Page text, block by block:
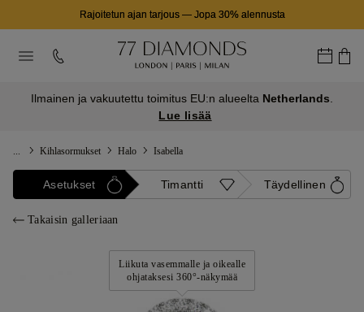
Rajoitetun ajan tarjous— Jopa 30% alennusta
Ilmainen ja vakuutettu toimitus EU:n alueelta Netherlands
Lue lisää
Kihlasormukset Halo Isabella
Asetukset Timantti Täydellinen
Takaisin galleriaan
Liikuta vasemmalle ja oikealle
ohjataksesi 360°-näkymää